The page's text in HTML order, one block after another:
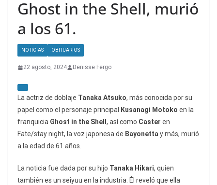
Ghost in the Shell, murió
a los 61.
NOTICIAS OBITUARIOS
22 agosto, 2024 Denisse Fergo
La actriz de doblaje Tanaka Atsuko, más conocida por su
papel como el personaje principal
Kusanagi Motoko en la
franquicia Ghost in the Shell , así como Caster en
Fate/stay night, la voz japonesa de Bayonetta y más, murió
a la edad de 61 años.
La noticia fue dada por su hijo Tanaka Hikari, quien
también es un seiyuu en la industria. Él reveló que ella